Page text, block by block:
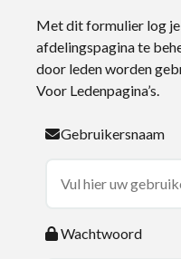
Met dit formulier log
afdelingspagina te
door leden worden
Voor Ledenpagina’s.
Gebruikersnaam
Wachtwoord